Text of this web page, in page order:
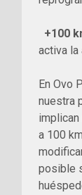
+100
activa la
En Ovo
nuestra
a 100
posible